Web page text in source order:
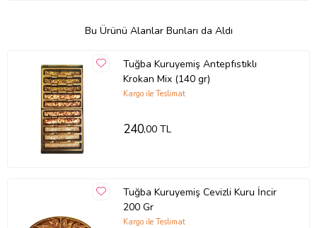
Bu Ürünü Alanlar Bunları da Aldı
Tuğba Kuruyemiş Antepfıstıklı
Krokan Mix (140 gr)
Kargo ile Teslimat
240,00 TL
Tuğba Kuruyemiş Cevizli Kuru İncir
200 Gr
Kargo ile Teslimat